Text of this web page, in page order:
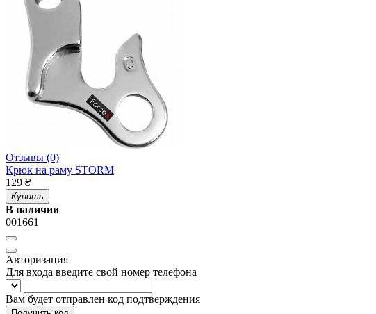
Отзывы (0)
Крюк на раму STORM
129 ₴
Купить
В наличии
001661
Авторизация
Для входа введите свой номер телефона
Вам будет отправлен код подтверждения